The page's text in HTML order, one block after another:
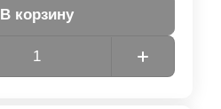
В корзину